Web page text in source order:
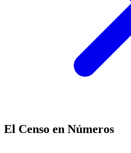
El Censo en Números